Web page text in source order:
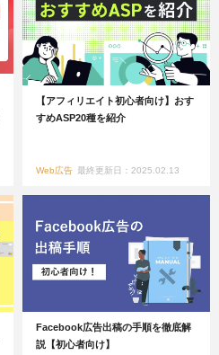
【アフィリエイト初心者向け】おす
すめASP20種を紹介
Web広告 最終更新日：2025.02.13
Facebook広告出稿の手順を徹底解
説【初心者向け】